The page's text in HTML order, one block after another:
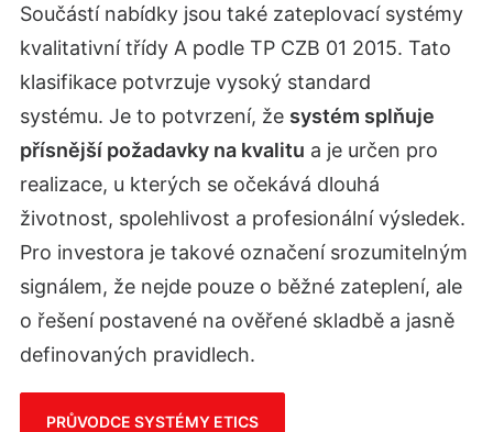
Součástí nabídky jsou také zateplovací systémy
kvalitativní třídy A podle TP CZB 01 2015. Tato
klasifikace potvrzuje vysoký standard
systému. Je to potvrzení, že systém splňuje
přísnější požadavky na kvalitu a je určen pro
realizace, u kterých se očekává dlouhá
životnost, spolehlivost a profesionální výsledek.
Pro investora je takové označení srozumitelným
signálem, že nejde pouze o běžné zateplení, ale
o řešení postavené na ověřené skladbě a jasně
definovaných pravidlech.
PRŮVODCE SYSTÉMY ETICS